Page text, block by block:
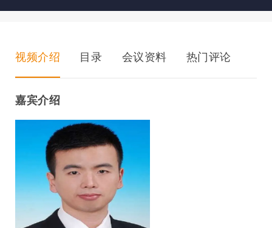
视频介绍 目录 会议资料 热门评论
嘉宾介绍